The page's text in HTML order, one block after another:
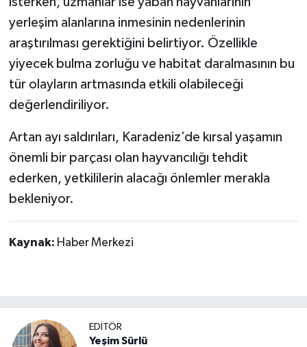
yerleşim alanlarına inmesinin nedenlerinin
araştırılması gerektiğini belirtiyor. Özellikle
yiyecek bulma zorluğu ve habitat daralmasının bu
tür olayların artmasında etkili olabileceği
değerlendiriliyor.
Artan ayı saldırıları, Karadeniz’de kırsal yaşamın
önemli bir parçası olan hayvancılığı tehdit
ederken, yetkililerin alacağı önlemler merakla
bekleniyor.
Kaynak: Haber Merkezi
EDİTÖR
Yeşim Sürlü